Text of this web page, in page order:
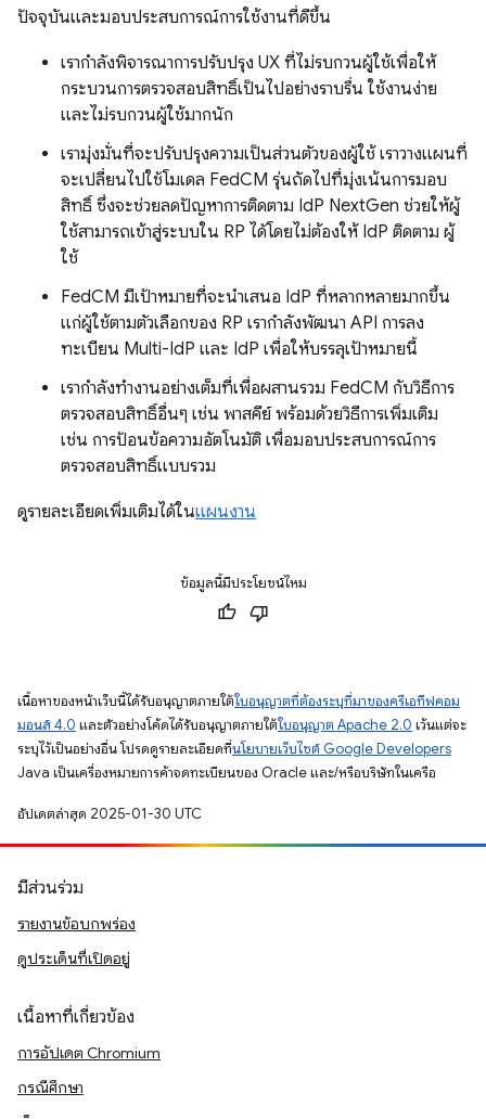
ปัจจุบันและมอบประสบการณ์การใช้งานที่ดีขึ้น
เรากำลังพิจารณาการปรับปรุง UX ที่ไม่รบกวนผู้ใช้เพื่อให้
กระบวนการตรวจสอบสิทธิ์เป็นไปอย่างราบรื่น ใช้งานง่าย
และไม่รบกวนผู้ใช้มากนัก
เรามุ่งมั่นที่จะปรับปรุงความเป็นส่วนตัวของผู้ใช้ เราวางแผนที่
จะเปลี่ยนไปใช้โมเดล FedCM รุ่นถัดไปที่มุ่งเน้นการมอบ
สิทธิ์ ซึ่งจะช่วยลดปัญหาการติดตาม IdP NextGen ช่วยให้ผู้
ใช้สามารถเข้าสู่ระบบใน RP ได้โดยไม่ต้องให้ IdP ติดตาม ผู้
ใช้
FedCM มีเป้าหมายที่จะนำเสนอ IdP ที่หลากหลายมากขึ้น
แก่ผู้ใช้ตามตัวเลือกของ RP เรากำลังพัฒนา API การลง
ทะเบียน Multi-IdP และ IdP เพื่อให้บรรลุเป้าหมายนี้
เรากำลังทำงานอย่างเต็มที่เพื่อผสานรวม FedCM กับวิธีการ
ตรวจสอบสิทธิ์อื่นๆ เช่น พาสคีย์ พร้อมด้วยวิธีการเพิ่มเติม
เช่น การป้อนข้อความอัตโนมัติ เพื่อมอบประสบการณ์การ
ตรวจสอบสิทธิ์แบบรวม
ดูรายละเอียดเพิ่มเติมได้ในแผนงาน
ข้อมูลนี้มีประโยชน์ไหม
เนื้อหาของหน้าเว็บนี้ได้รับอนุญาตภายใต้ใบอนุญาตที่ต้องระบุที่มาของครีเอทีฟคอม
มอนส์ 4.0 และตัวอย่างโค้ดได้รับอนุญาตภายใต้ใบอนุญาต Apache 2.0 เว้นแต่จะ
ระบุไว้เป็นอย่างอื่น โปรดดูรายละเอียดที่นโยบายเว็บไซต์ Google Developers
Java เป็นเครื่องหมายการค้าจดทะเบียนของ Oracle และ/หรือบริษัทในเครือ
อัปเดตล่าสุด 2025-01-30 UTC
มีส่วนร่วม
รายงานข้อบกพร่อง
ดูประเด็นที่เปิดอยู่
เนื้อหาที่เกี่ยวข้อง
การอัปเดต Chromium
กรณีศึกษา